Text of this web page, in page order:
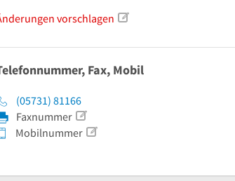
vorschlagen
Fax, Mobil
(05731) 81166
Faxnummer
Mobilnummer